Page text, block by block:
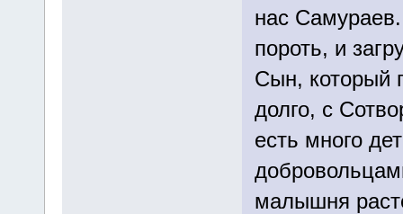
нас
пороть, и
Сын, который
долго, с
есть много
малышня